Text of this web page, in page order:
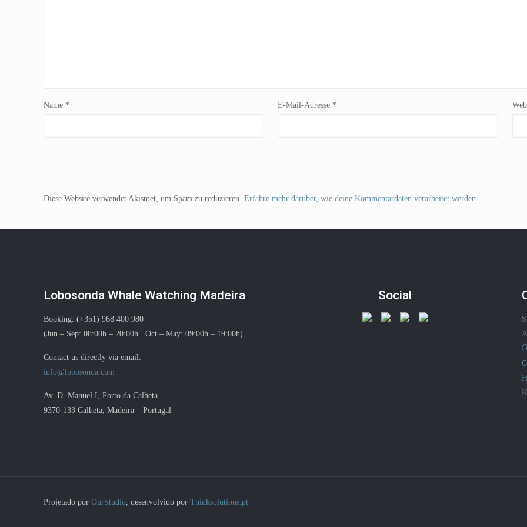
Name * E-Mail-Adresse *
Diese Website verwendet Akismet, um Spam zu reduzieren. Erfahre mehr darüber, wie deine Kommentardaten verarbeitet werden.
Lobosonda Whale Watching Madeira
Booking: (+351) 968 400 980
(Jun – Sep: 08:00h – 20:00h . Oct – May: 09:00h – 19:00h)
Contact us directly via email:
info@lobosonda.com
Av. D. Manuel I, Porto da Calheta
9370-133 Calheta, Madeira – Portugal
Social
Projetado por OurStudio, desenvolvido por Thinksolutions.pt